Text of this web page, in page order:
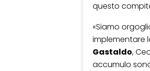
questo
«Siamo
implementare
Gastaldo,
accumulo